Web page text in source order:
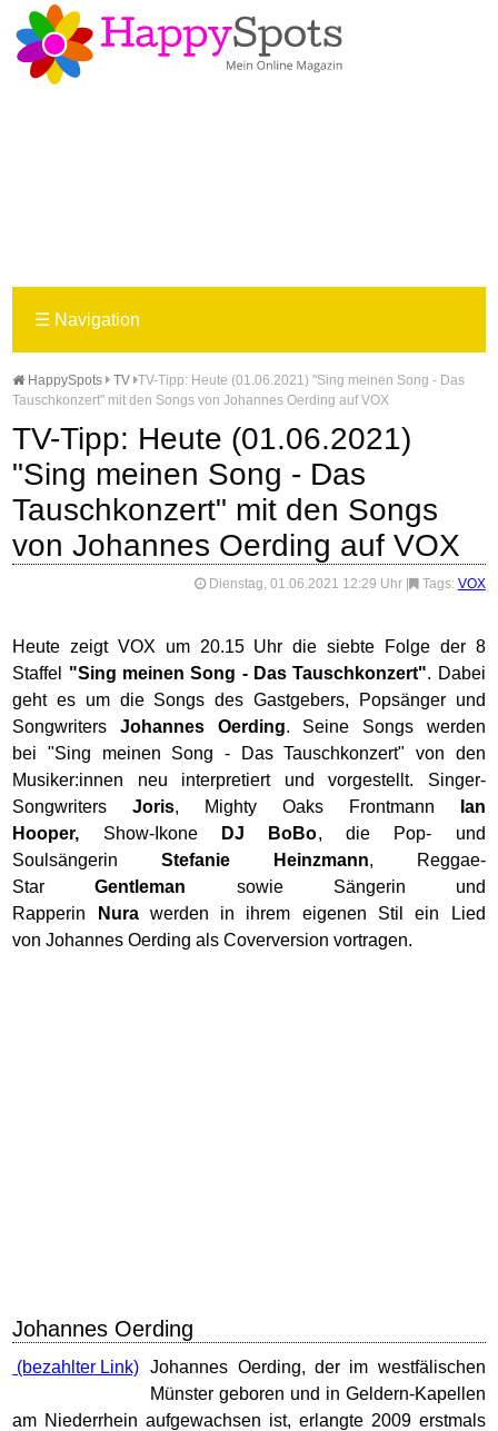
☰ Navigation
HappySpots TV TV-Tipp: Heute (01.06.2021) "Sing meinen Song - Das
Tauschkonzert" mit den Songs von Johannes Oerding auf VOX
TV-Tipp: Heute (01.06.2021)
"Sing meinen Song - Das
Tauschkonzert" mit den Songs
von Johannes Oerding auf VOX
Dienstag, 01.06.2021 12:29 Uhr Tags: VOX
Heute zeigt VOX um 20.15 Uhr die siebte Folge der 8
Staffel "Sing meinen Song - Das Tauschkonzert". Dabei
geht es um die Songs des Gastgebers, Popsänger und
Songwriters Johannes Oerding. Seine Songs werden
bei "Sing meinen Song - Das Tauschkonzert" von den
Musiker:innen neu interpretiert und vorgestellt. Singer-
SongwritersJoris, Mighty Oaks Frontmann
Ian
Hooper, Show-Ikone DJ BoBo, die Pop- und
SoulsängerinStefanie Heinzmann, Reggae-
StarGentleman sowie Sängerin und
Rapperin
Nurawerden in ihrem eigenen Stil ein Lied
von Johannes Oerding als Coverversion vortragen.
Johannes Oerding
Johannes Oerding, der im westfälischen
Münster geboren und in Geldern-Kapellen
am Niederrhein aufgewachsen ist, erlangte 2009 erstmals